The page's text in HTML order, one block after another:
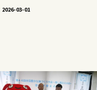
2026-03-01